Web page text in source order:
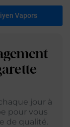
Vapors
jour à
pour vous
de qualité.